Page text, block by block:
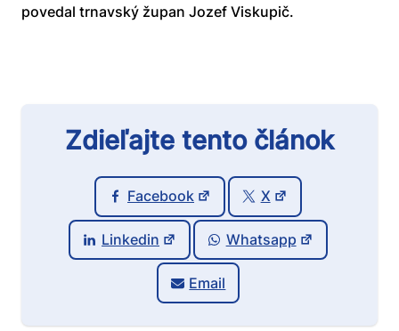
povedal trnavský župan Jozef Viskupič.
Zdieľajte tento článok
Facebook X
Linkedin Whatsapp
Email